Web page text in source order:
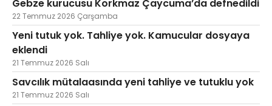
Gebze kurucusu Korkmaz Çaycuma’da defnedildi
22 Temmuz 2026 Çarşamba
Yeni tutuk yok. Tahliye yok. Kamucular dosyaya
eklendi
21 Temmuz 2026 Salı
Savcılık mütalaasında yeni tahliye ve tutuklu yok
21 Temmuz 2026 Salı